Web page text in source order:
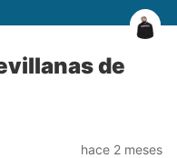
de
hace 2 meses